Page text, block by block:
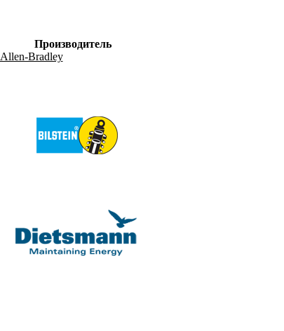
Производитель
Allen-Bradley